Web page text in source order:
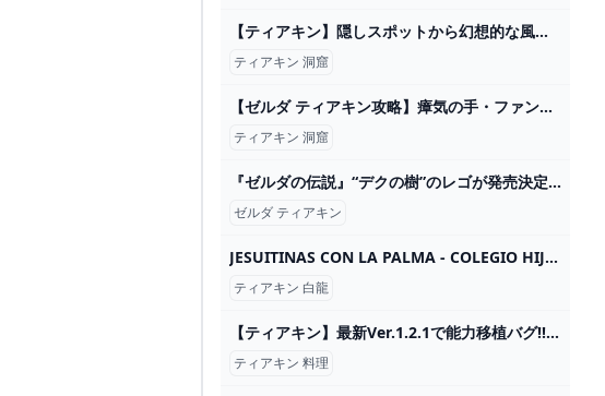
【ティアキン】隠しスポットから幻想的な風景まで！一度は訪れたい場所10選【ゼルダの伝説ティアーズオブザキングダム/豆知識】【ゆっくり解説】 - YouTube
ティアキン 洞窟
【ゼルダ ティアキン攻略】瘴気の手・ファントムガノンの倒し方。出現場所【ティアーズ オブ ザ キングダム】 ゲーム・エンタメ最新情報のファミ通.com
ティアキン 洞窟
『ゼルダの伝説』“デクの樹”のレゴが発売決定！ミニフィギュアも付属し、『時のオカリナ』『BotW』それぞれのバージョンで組み立て可能（インサイド） - Yahoo!ニュース
ゼルダ ティアキン
JESUITINAS CON LA PALMA - COLEGIO HIJAS DE JESÚS A CORUÑA
ティアキン 白龍
【ティアキン】最新Ver.1.2.1で能力移植バグ!! これで魔王の弓5連射も英傑装備に能力付加もラクラク作成出来る! ついでに装備増殖も! ゼルダの伝説Totk 能力状態移植バグ 裏技編 - YouTube
ティアキン 料理